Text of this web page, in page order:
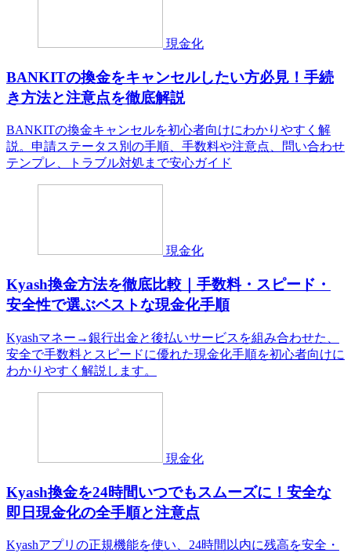
現金化
BANKITの換金をキャンセルしたい方必見！手続
き方法と注意点を徹底解説
BANKITの換金キャンセルを初心者向けにわかりやすく解
説。申請ステータス別の手順、手数料や注意点、問い合わせ
テンプレ、トラブル対処まで安心ガイド
現金化
Kyash換金方法を徹底比較｜手数料・スピード・
安全性で選ぶベストな現金化手順
Kyashマネー→銀行出金と後払いサービスを組み合わせた、
安全で手数料とスピードに優れた現金化手順を初心者向けに
わかりやすく解説します。
現金化
Kyash換金を24時間いつでもスムーズに！安全な
即日現金化の全手順と注意点
Kyashアプリの正規機能を使い、24時間以内に残高を安全・